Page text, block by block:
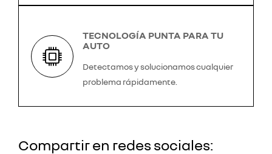
TECNOLOGÍA PUNTA PARA TU
AUTO
Detectamos y solucionamos cualquier
problema rápidamente.
Compartir en redes sociales: